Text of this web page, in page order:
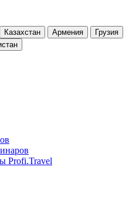
Казахстан Армения
Грузия
Profi.Travel